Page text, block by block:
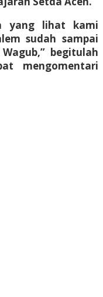
yang lihat kami
sudah sampai
begitulah
mengomentari